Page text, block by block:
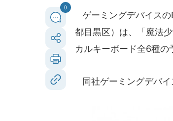
0
ゲーミングデバイスの
都目黒区）は、「魔法
カルキーボード全6種の
同社ゲーミングデバイ